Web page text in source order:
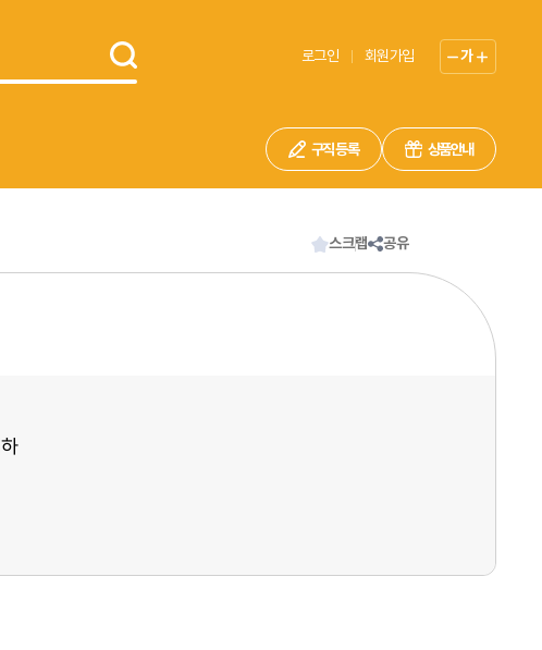
로그인 회원가입 가
구직 등록 상품안내
스크랩 공유